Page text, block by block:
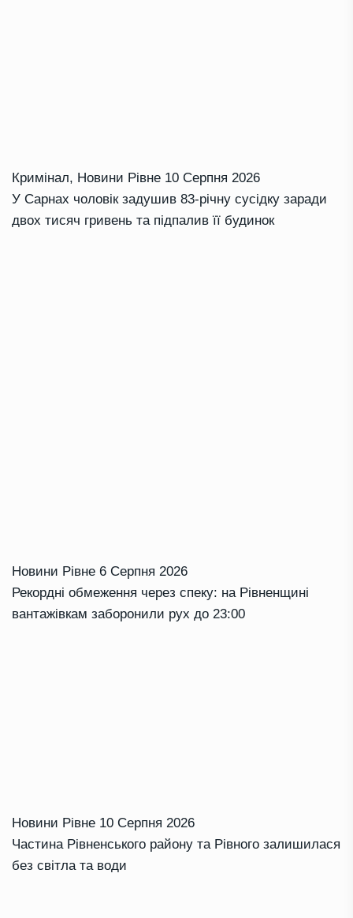
Кримінал, Новини Рівне 10 Серпня 2026
У Сарнах чоловік задушив 83-річну сусідку заради
двох тисяч гривень та підпалив її будинок
Новини Рівне 6 Серпня 2026
Рекордні обмеження через спеку: на Рівненщині
вантажівкам заборонили рух до 23:00
Новини Рівне 10 Серпня 2026
Частина Рівненського району та Рівного залишилася
без світла та води